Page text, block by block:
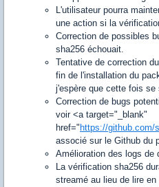
L'utilisateur pourra
une action si la
Correction de possibles
sha256 échouait.
Tentative de correction
fin de l'installation du
j'espère que cette fois se
Correction de bugs
voir <a target="_blank"
href=" https://github.com/
associé sur le Github du
Amélioration des logs de
La vérification sha256
streamé au lieu de lire